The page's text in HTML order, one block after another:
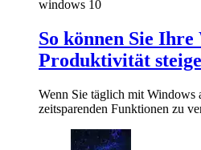
windows 10
So können Sie Ihre
Produktivität
Wenn Sie täglich mit Windows
zeitsparenden Funktionen zu